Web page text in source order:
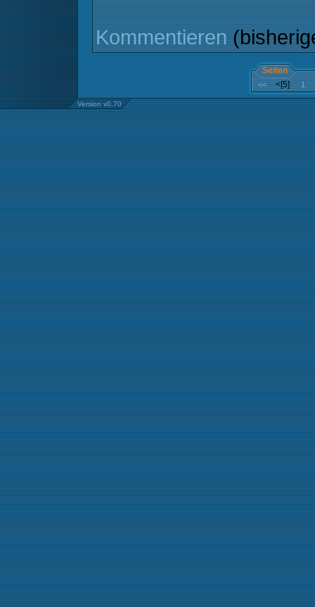
Kommentieren
Seiten
<< <[5] 1
Version v0.70